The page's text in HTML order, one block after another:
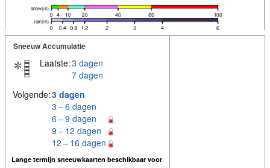
Sneeuw Accumulatie
Laatste:3 dagen
7 dagen
Volgende:3 dagen
3 – 6 dagen
6 – 9 dagen
9 – 12 dagen
12 – 16 dagen
Lange termijn sneeuwkaarten beschikbaar voor